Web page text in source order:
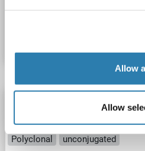
Allow
Allow
GNPAT anticorps (C-
GNPAT Reactivité: Humain
Polyclonal
unconjugated